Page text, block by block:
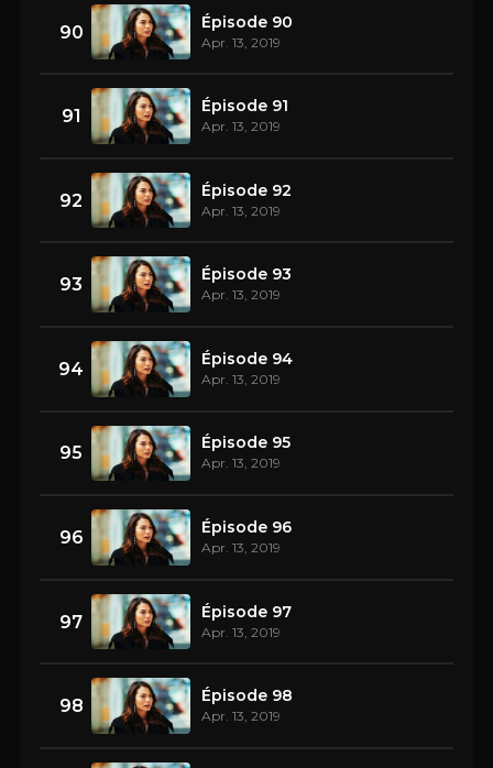
90 Épisode 90
Apr. 13, 2019
91 Épisode 91
Apr. 13, 2019
92 Épisode 92
Apr. 13, 2019
93 Épisode 93
Apr. 13, 2019
94 Épisode 94
Apr. 13, 2019
95 Épisode 95
Apr. 13, 2019
96 Épisode 96
Apr. 13, 2019
97 Épisode 97
Apr. 13, 2019
98 Épisode 98
Apr. 13, 2019